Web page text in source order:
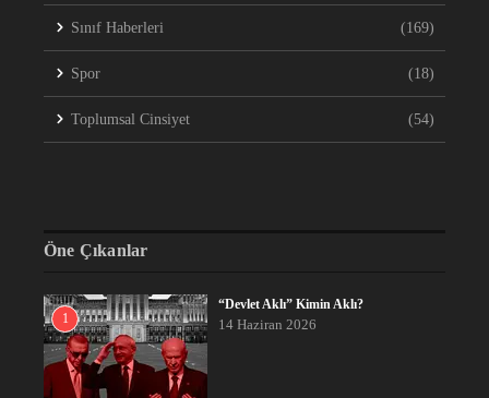
Sınıf Haberleri (169)
Spor (18)
Toplumsal Cinsiyet (54)
Öne Çıkanlar
1
“Devlet Aklı” Kimin Aklı?
14 Haziran 2026